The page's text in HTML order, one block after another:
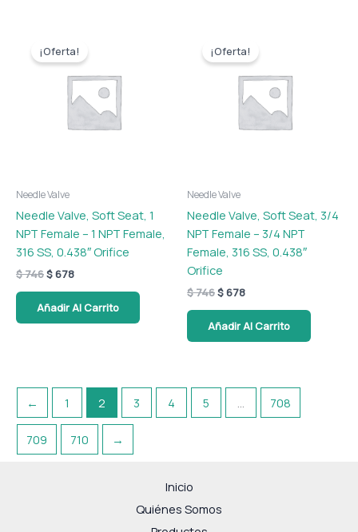
¡Oferta!
Needle Valve
Needle Valve, Soft Seat, 1
NPT Female – 1 NPT Female,
316 SS, 0.438″ Orifice
$746
original
$ 746.
$678
actual
$ 678.
Añadir Al Carrito
¡Oferta!
Needle Valve
Needle Valve, Soft Seat, 3/4
NPT Female – 3/4 NPT
Female, 316 SS, 0.438″
Orifice
$746
original
$ 746.
$678
actual
$ 678.
Añadir Al Carrito
← 1 2 3 4 5 708
709 710 →
Inicio
Quiénes Somos